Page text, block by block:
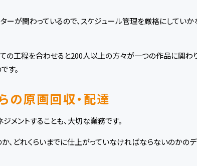
ーが関わっているので、スケジュール管理を厳格にしてい
の工程を合わせると200人以上の方々が一つの作品に関わ
す。
の原画回収・配達
メントすることも、大切な業務です。
、どれくらいまでに仕上がっていなければならないのかの